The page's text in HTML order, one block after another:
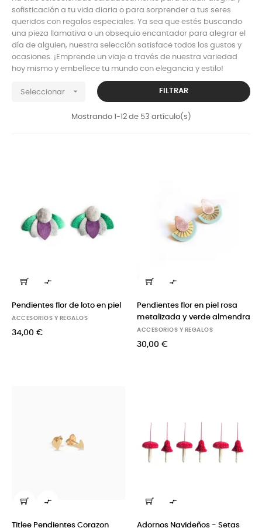
sofisticación a tu vida diaria o para sorprender a tus seres
queridos con regalos especiales. Ya sea que estés buscando
una pieza llamativa o un obsequio encantador para alegrar el
día de alguien, nuestra selección satisface todos los gustos y
ocasiones. ¡Emprende un viaje a través de nuestra variedad
hoy mismo y embellece tu mundo con elegancia y estilo!
Seleccionar  FILTRAR
Mostrando 1-12 de 53 artículo(s)

Pendientes flor de loto en piel
ACCESORIOS Y REGALOS
34,00 €

Pendientes flor en piel rosa
metalizada y verde almendra
ACCESORIOS Y REGALOS
30,00 €

Titlee Pendientes Corazon

Adornos Navideños - Setas